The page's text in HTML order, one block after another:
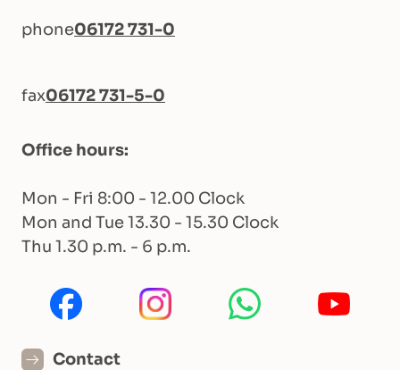
phone06172 731-0
fax06172 731-5-0
Office hours:
Mon - Fri 8:00 - 12.00 Clock
Mon and Tue 13.30 - 15.30 Clock
Thu 1.30 p.m. - 6 p.m.
Contact